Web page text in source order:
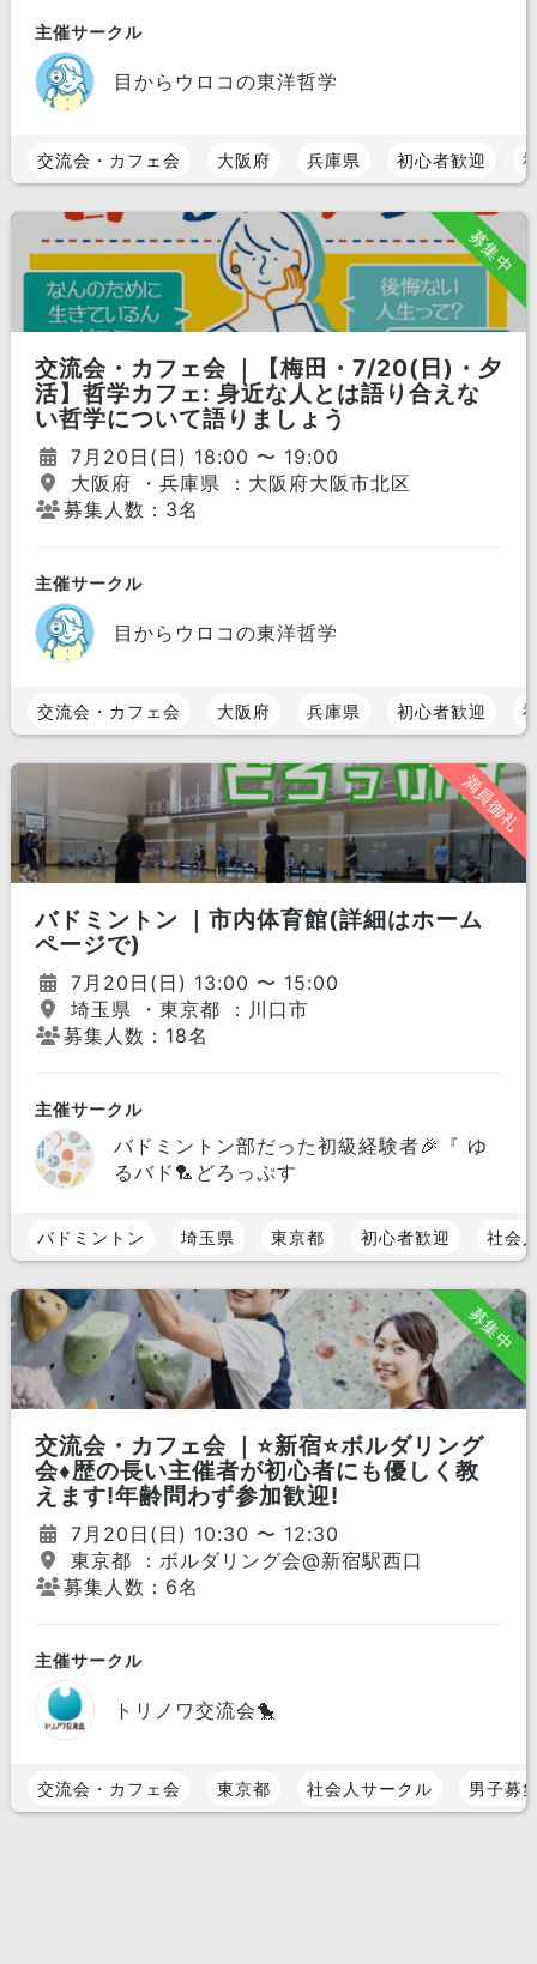
主催サークル
目からウロコの東洋哲学
交流会・カフェ会 大阪府 兵庫県 初心者歓迎
募集中
交流会・カフェ会 ｜【梅田・7/20(日)・夕
活】哲学カフェ: 身近な人とは語り合えな
い哲学について語りましょう
7月20日(日) 18:00 〜 19:00
大阪府 ・兵庫県 ：大阪府大阪市北区
募集人数：3名
主催サークル
目からウロコの東洋哲学
交流会・カフェ会 大阪府 兵庫県 初心者歓迎
満員御礼
バドミントン ｜市内体育館(詳細はホーム
ページで)
7月20日(日) 13:00 〜 15:00
埼玉県 ・東京都 ：川口市
募集人数：18名
主催サークル
バドミントン部だった初級経験者🎉『 ゆ
るバド🏸どろっぷす
バドミントン 埼玉県 東京都 初心者歓迎 社会
募集中
交流会・カフェ会 ｜⭐️新宿⭐️ボルダリング
会♦️歴の長い主催者が初心者にも優しく教
えます!年齢問わず参加歓迎!
7月20日(日) 10:30 〜 12:30
東京都 ：ボルダリング会@新宿駅西口
募集人数：6名
主催サークル
トリノワ交流会🐤
交流会・カフェ会 東京都 社会人サークル 男子募